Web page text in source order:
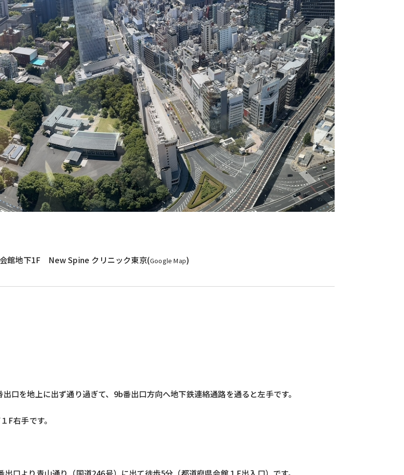
館地下1F New Spine クリニック東京(Google Map)
を地上に出ず通り過ぎて、9b番出口方向へ地下鉄連絡通路を通ると左手です。
右手です。